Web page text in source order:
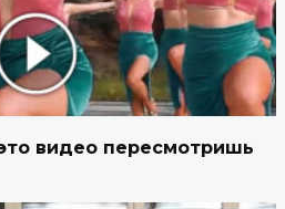
видео пересмотришь